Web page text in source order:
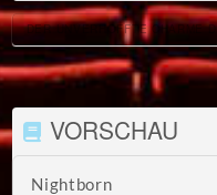
DER UNVERHOFFTE CHARME
VORSCHAU
Nightborn